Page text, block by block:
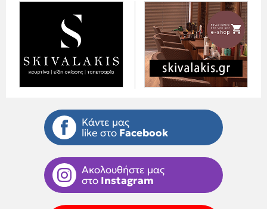
Κάντε μας
like στο Facebook
Ακολουθήστε μας
στο Instagram